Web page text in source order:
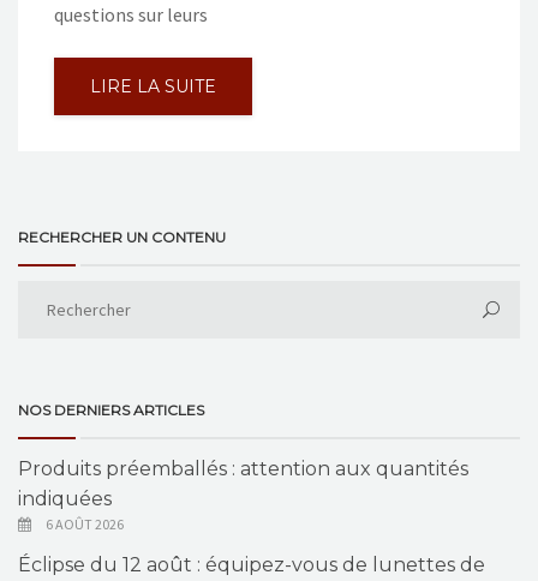
questions sur leurs
LIRE LA SUITE
RECHERCHER UN CONTENU
NOS DERNIERS ARTICLES
Produits préemballés : attention aux quantités
indiquées
6 AOÛT 2026
Éclipse du 12 août : équipez-vous de lunettes de